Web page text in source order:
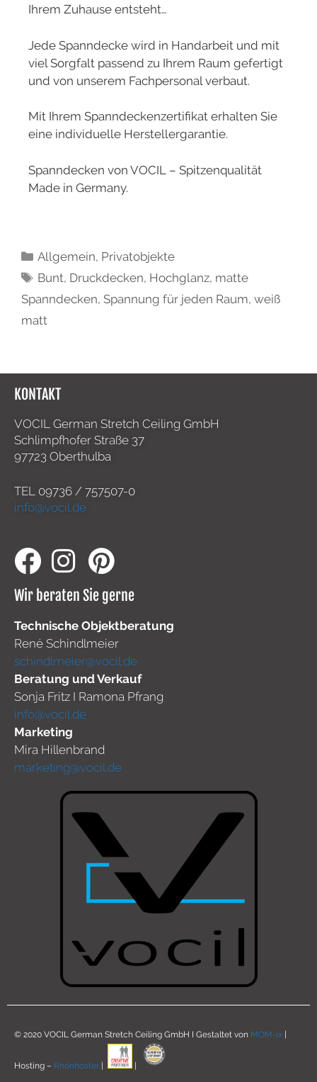
Ihrem Zuhause entsteht…
Jede Spanndecke wird in Handarbeit und mit
viel Sorgfalt passend zu Ihrem Raum gefertigt
und von unserem Fachpersonal verbaut.
Mit Ihrem Spanndeckenzertifikat erhalten Sie
eine individuelle Herstellergarantie.
Spanndecken von VOCIL – Spitzenqualität
Made in Germany.
Allgemein, Privatobjekte
Bunt, Druckdecken, Hochglanz, matte
Spanndecken, Spannung für jeden Raum, weiß
matt
KONTAKT
VOCIL German Stretch Ceiling GmbH
Schlimpfhofer Straße 37
97723 Oberthulba
TEL 09736 / 757507-0
info@vocil.de
Wir beraten Sie gerne
Technische Objektberatung
René Schindlmeier
schindlmeier@vocil.de
Beratung und Verkauf
Sonja Fritz I Ramona Pfrang
info@vocil.de
Marketing
Mira Hillenbrand
marketing@vocil.de
© 2020 VOCIL German Stretch Ceiling GmbH I Gestaltet von MOM-ix
Hosting – Rhönhoster